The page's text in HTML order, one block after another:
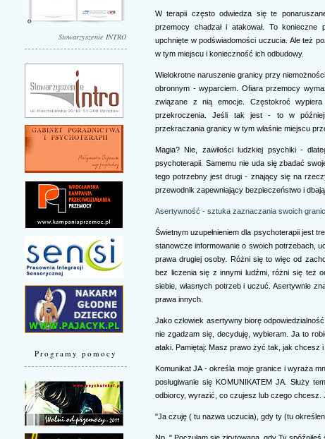
Stowarzyszenie INTRO
Programy pomocy
W terapii często odwiedza się te
przemocy chadzał i atakował. To
upchnięte w podświadomości uczucia. Ale też
w tym miejscu i konieczność ich odbudowy.
Wielokrotne naruszenie granicy przy
obronnym - wyparciem. Ofiara przemocy
związane z nią emocje. Częstokroć
przekroczenia. Jeśli tak jest - to w
przekraczania granicy w tym właśnie miejscu
Magia? Nie, zawiłości ludzkiej psychiki -
psychoterapii. Samemu nie uda się zbadać
tego potrzebny jest drugi - znający się na
przewodnik zapewniający bezpieczeństwo i
Asertywność - sztuka zaznaczania swoich granic
Świetnym uzupełnieniem dla psychoterapii jest
stanowcze informowanie o swoich potrzebach,
prawa drugiej osoby. Różni się to więc od
bez liczenia się z innymi ludźmi, różni się też
siebie, własnych potrzeb i uczuć. Asertywnie
prawa innych.
Jako człowiek asertywny biorę
nie zgadzam się, decyduję, wybieram. Ja to
ataki. Pamiętaj: Masz prawo żyć tak, jak chcesz
Komunikat JA - określa moje granice i wyraża
posługiwanie się KOMUNIKATEM JA. Służy
odbiorcy, wyrazić, co czujesz lub czego
"Ja czuję ( tu nazwa uczucia), gdy ty (tu